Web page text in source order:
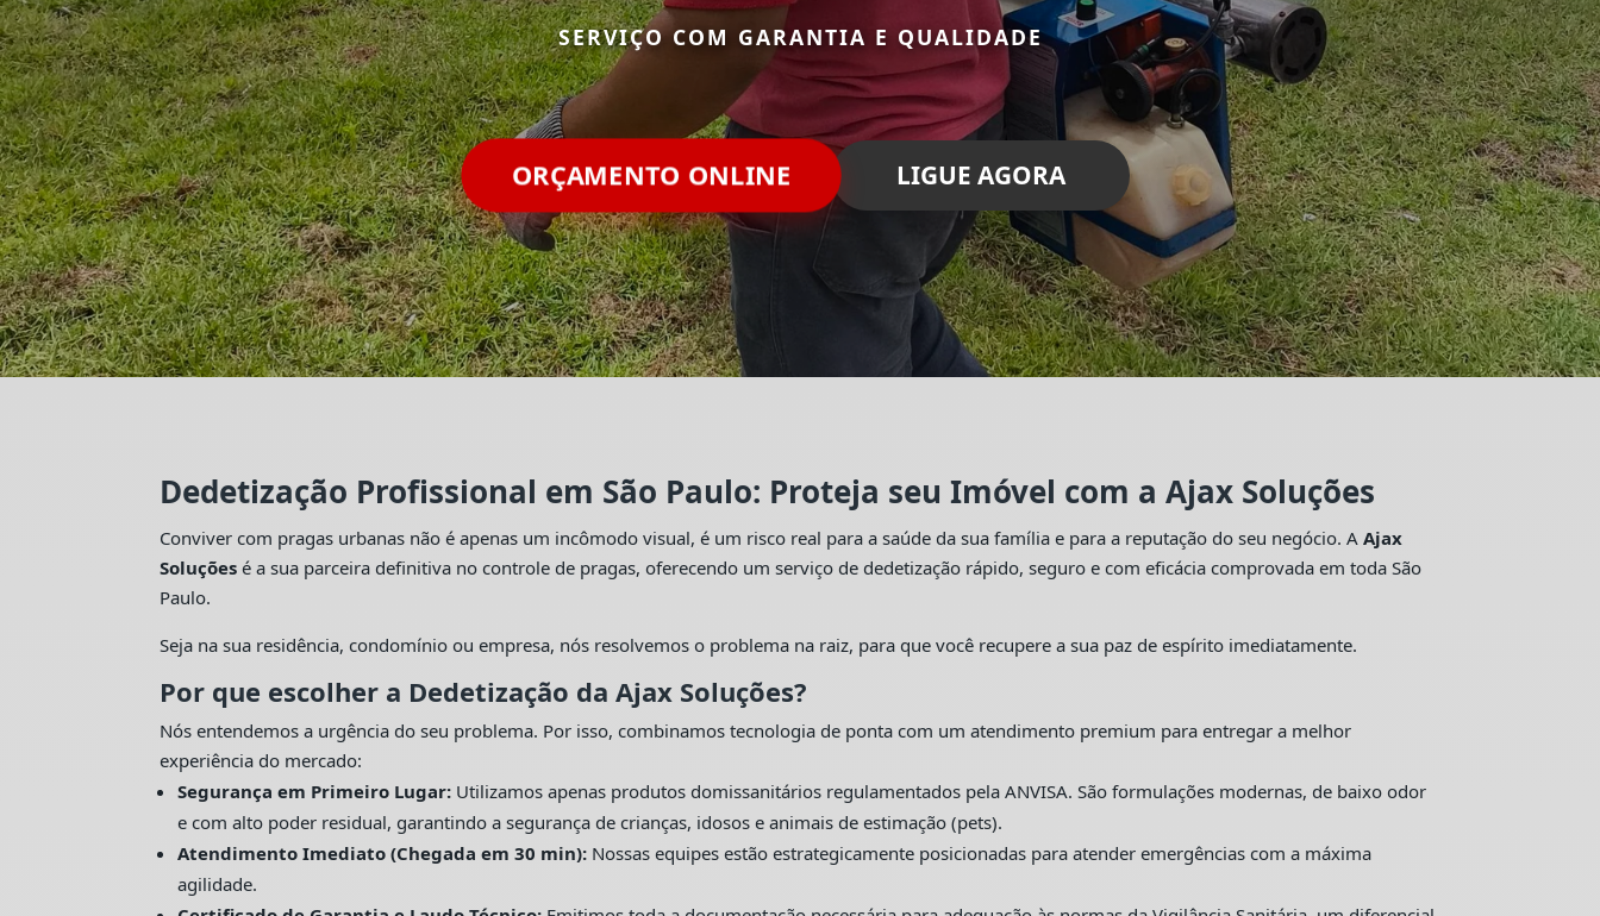
SERVIÇO COM GARANTIA E QUALIDADE
ORÇAMENTO ONLINE LIGUE AGORA
Dedetização Profissional em São Paulo: Proteja seu Imóvel com a Ajax Soluções
Conviver com pragas urbanas não é apenas um incômodo visual, é um risco real para a saúde da sua família e para a reputação do seu negócio. AAjax
Soluções é a sua parceira definitiva no controle de pragas, oferecendo um serviço de dedetização rápido, seguro e com eficácia comprovada em toda São
Paulo.
Seja na sua residência, condomínio ou empresa, nós resolvemos o problema na raiz, para que você recupere a sua paz de espírito imediatamente.
Por que escolher a Dedetização da Ajax Soluções?
Nós entendemos a urgência do seu problema. Por isso, combinamos tecnologia de ponta com um atendimento premium para entregar a melhor
experiência do mercado:
Segurança em Primeiro Lugar: Utilizamos apenas produtos domissanitários regulamentados pela ANVISA. São formulações modernas, de baixo odor
e com alto poder residual, garantindo a segurança de crianças, idosos e animais de estimação (pets).
Atendimento Imediato (Chegada em 30 min): Nossas equipes estão estrategicamente posicionadas para atender emergências com a máxima
agilidade.